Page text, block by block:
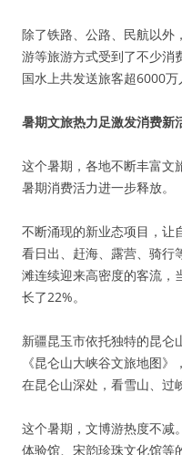
除了铁路、公路、民航以外
游等旅游方式受到了不少消
国水上共发送旅客超6000万
暑期文旅热力足激发消费新
这个暑期，各地不断丰富文
暑期消费活力进一步释放。
不断涌现的新业态项目，让
看日出、赶海、露营、骑行
滩连续迎来高密度的客流，
长了22%。
新疆昆玉市依托独特的昆仑
《昆仑山大峡谷文旅地图
在昆仑山深处，看雪山、过
这个暑期，文博游热度不减
体验馆、宋韵珍珠文化馆等